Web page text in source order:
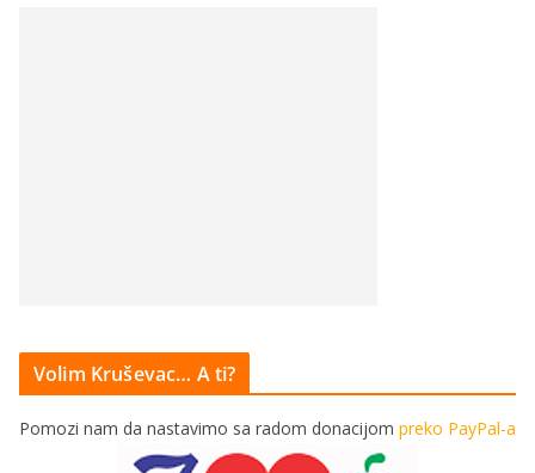
Volim Kruševac… A ti?
Pomozi nam da nastavimo sa radom donacijom preko PayPal-a